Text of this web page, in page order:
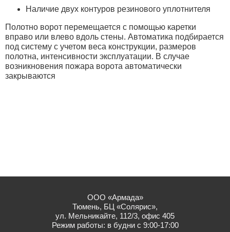
Наличие двух контуров резинового уплотнителя
Полотно ворот перемещается с помощью каретки
вправо или влево вдоль стены. Автоматика подбирается
под систему с учетом веса конструкции, размеров
полотна, интенсивности эксплуатации. В случае
возникновения пожара ворота автоматически
закрываются
ООО «Армада»
Тюмень, БЦ «Солярис»,
ул. Мельникайте, 112/3, офис 405
Режим работы: в будни с 9:00-17:00